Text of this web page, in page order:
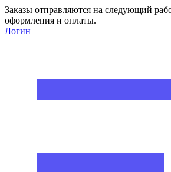
Заказы отправляются на следующий
оформления и оплаты.
Логин